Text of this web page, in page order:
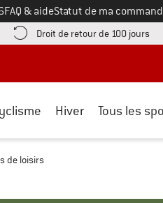
FAQ & aideStatut de ma
une boîte d'information
Droit de retour de 100 jours
Hiver Tous les
de loisirs